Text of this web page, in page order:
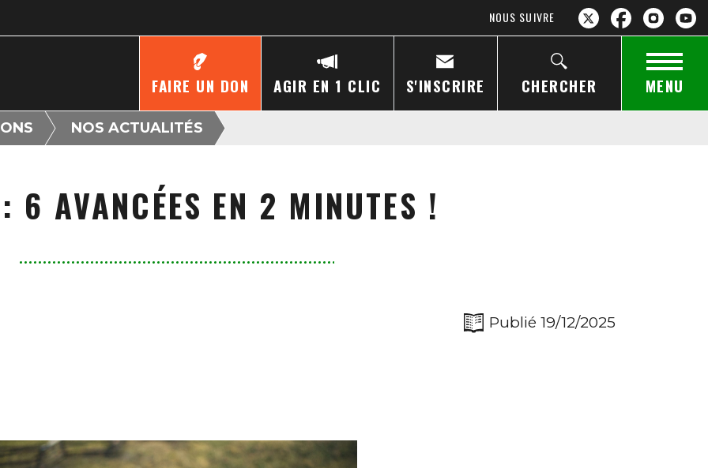
NOUS SUIVRE
FAIRE UN DON AGIR EN 1 CLIC S'INSCRIRE CHERCHER MENU
NOS ACTUALITÉS
AVANCÉES EN 2 MINUTES !
Publié 19/12/2025